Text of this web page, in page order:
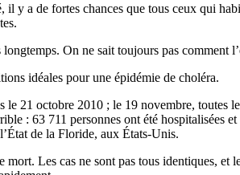
y a de fortes chances que tous ceux qui
On ne sait toujours pas comment
idéales pour une épidémie de choléra.
21 octobre 2010 ; le 19 novembre, toutes
: 63 711 personnes ont été hospitalisées
de la Floride, aux États-Unis.
Les cas ne sont pas tous identiques, et